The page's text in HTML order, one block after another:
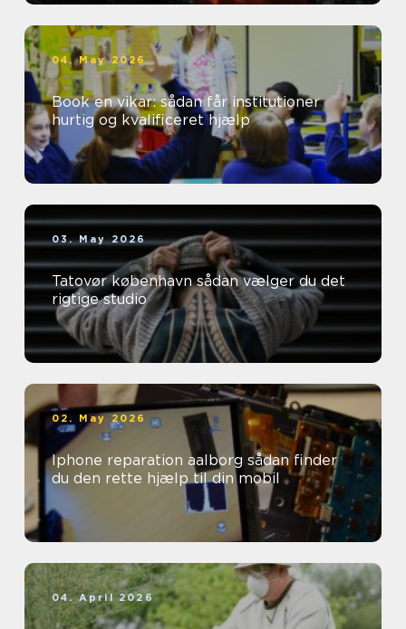
04. May 2026
Book en vikar: sådan får institutioner
hurtig og kvalificeret hjælp
03. May 2026
Tatovør københavn sådan vælger du det
rigtige studio
02. May 2026
Iphone reparation aalborg sådan finder
du den rette hjælp til din mobil
04. April 2026